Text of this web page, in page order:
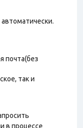
почта(без
так и
в процессе